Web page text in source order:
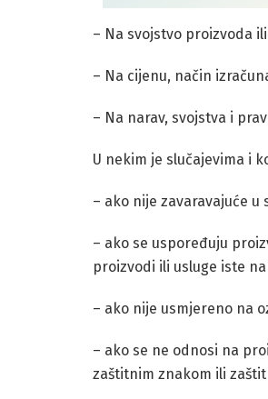
– Na svojstvo proizvoda
– Na cijenu, način
– Na narav, svojstva i
U nekim je slučajevima i
– ako nije zavaravajuće
– ako se uspoređuju
proizvodi ili usluge iste
– ako nije usmjereno na
– ako se ne odnosi na
zaštitnim znakom ili